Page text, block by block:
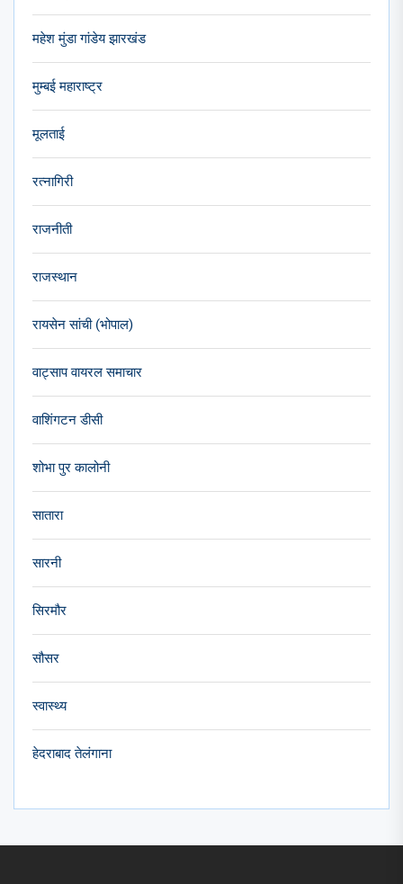
महेश मुंडा गांडेय झारखंड
मुम्बई महाराष्ट्र
मूलताई
रत्नागिरी
राजनीती
राजस्थान
रायसेन सांची (भोपाल)
वाट्साप वायरल समाचार
वाशिंगटन डीसी
शोभा पुर कालोनी
सातारा
सारनी
सिरमौर
सौसर
स्वास्थ्य
हेदराबाद तेलंगाना